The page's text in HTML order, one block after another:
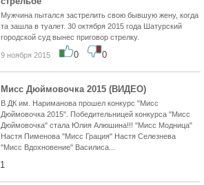
Мужчина пытался застрелить свою бывшую жену, когда
та зашла в туалет. 30 октября 2015 года Шатурский
городской суд вынес приговор стрелку.
9 ноября 2015 0 0
Мисс Дюймовочка 2015 (ВИДЕО)
В ДК им. Нариманова прошел конкурс "Мисс
Дюймовочка 2015". Победительницей конкурса "Мисс
Дюймовочка" стала Юлия Алюшина!!! "Мисс Модница"
Настя Пименова "Мисс Грация" Настя Селезнева
"Мисс Вдохновение" Василиса...
1